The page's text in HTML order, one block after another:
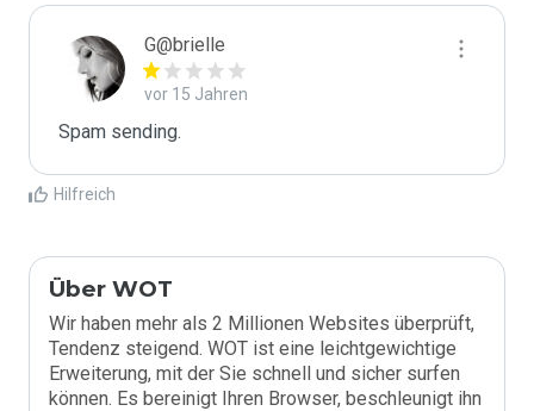
G@brielle
vor 15 Jahren
Spam sending.
Hilfreich
Über WOT
Wir haben mehr als 2 Millionen Websites überprüft,
Tendenz steigend. WOT ist eine leichtgewichtige
Erweiterung, mit der Sie schnell und sicher surfen
können. Es bereinigt Ihren Browser, beschleunigt ihn